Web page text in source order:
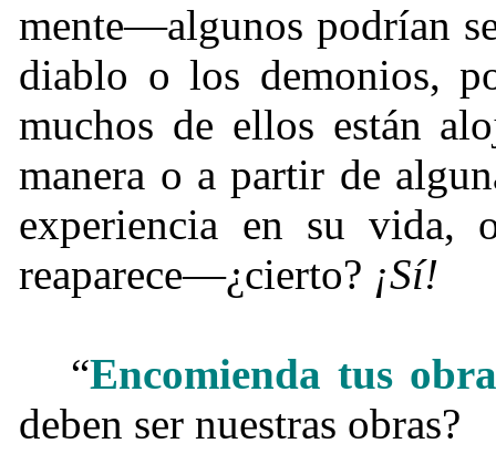
mente—algunos podrían
diablo o los demonios,
muchos de ellos están
manera o a partir de
experiencia en su vida,
reaparece—¿cierto? ¡Sí!
“Encomienda tus
deben ser nuestras obras?